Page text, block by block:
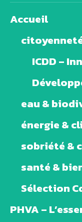
Accueil
ICDD –
eau &
énergie &
sobriété &
santé &
Sélection
PHVA –